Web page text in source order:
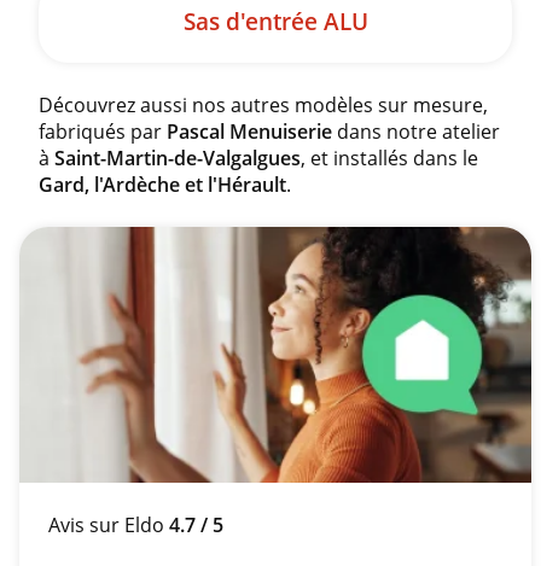
Sas d'entrée ALU
Découvrez aussi nos autres modèles sur mesure,
fabriqués par Pascal Menuiserie dans notre atelier
à Saint-Martin-de-Valgalgues, et installés dans le
Gard, l'Ardèche et l'Hérault.
Avis sur Eldo 4.7 / 5